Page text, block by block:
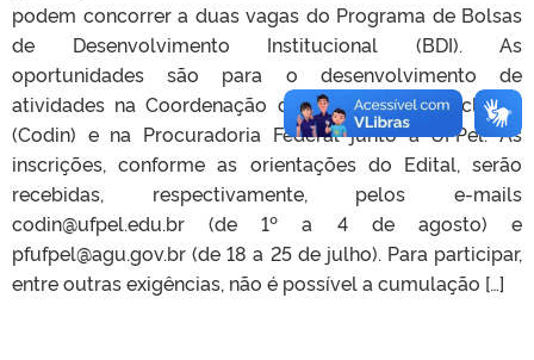
podem concorrer a duas vagas do Programa de Bolsas
de Desenvolvimento Institucional (BDI). As
oportunidades são para o desenvolvimento de
atividades na Coordenação de Diversidade e Inclusão
(Codin) e na Procuradoria Federal junto à UFPel. As
inscrições, conforme as orientações do Edital, serão
recebidas, respectivamente, pelos e-mails
codin@ufpel.edu.br (de 1º a 4 de agosto) e
pfufpel@agu.gov.br (de 18 a 25 de julho). Para participar,
entre outras exigências, não é possível a cumulação […]